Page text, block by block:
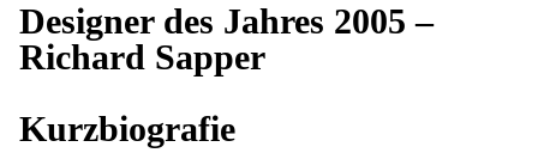
Designer des Jahres 2005 –
Richard Sapper
Kurzbiografie